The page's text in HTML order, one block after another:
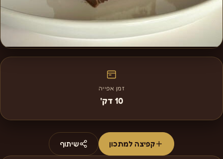
זמן אפייה
10 דק'
קפיצה למתכון שיתוף